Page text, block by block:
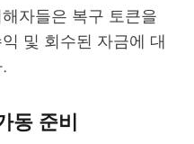
자들은 복구 토큰을
및 회수된 자금에 대
동 준비